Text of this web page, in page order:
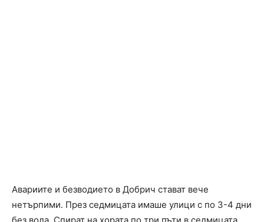
Авариите и безводието в Добрич стават вече
нетърпими. През седмицата имаше улици с по 3-4 дни